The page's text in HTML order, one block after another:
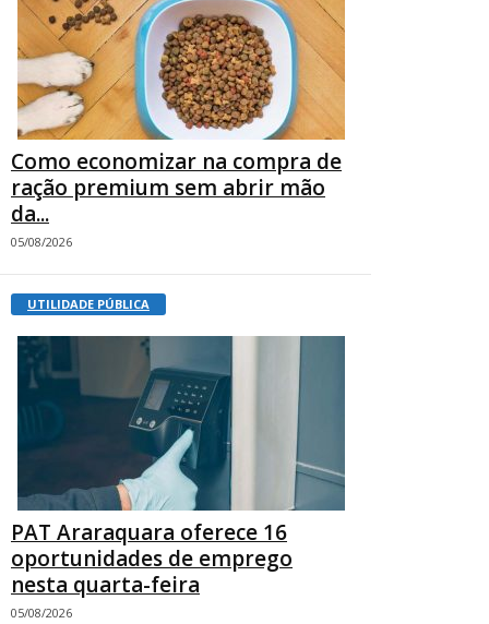
Como economizar na compra de
ração premium sem abrir mão
da...
05/08/2026
UTILIDADE PÚBLICA
PAT Araraquara oferece 16
oportunidades de emprego
nesta quarta-feira
05/08/2026